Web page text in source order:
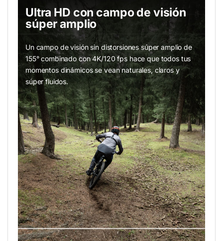
Ultra HD con campo de visión
súper amplio
Un campo de visión sin distorsiones súper amplio de
155° combinado con 4K/120 fps hace que todos tus
momentos dinámicos se vean naturales, claros y
súper fluidos.